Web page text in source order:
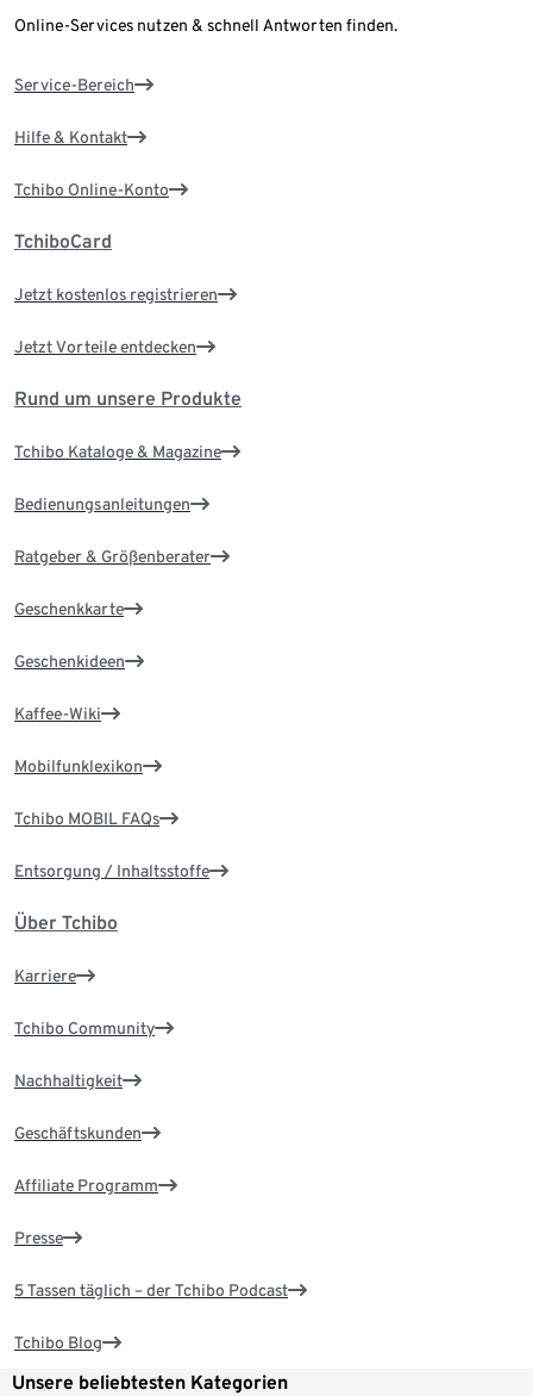
Online-Services nutzen & schnell Antworten finden.
Service-Bereich
Hilfe & Kontakt
Tchibo Online-Konto
TchiboCard
Jetzt kostenlos registrieren
Jetzt Vorteile entdecken
Rund um unsere Produkte
Tchibo Kataloge & Magazine
Bedienungsanleitungen
Ratgeber & Größenberater
Geschenkkarte
Geschenkideen
Kaffee-Wiki
Mobilfunklexikon
Tchibo MOBIL FAQs
Entsorgung / Inhaltsstoffe
Über Tchibo
Karriere
Tchibo Community
Nachhaltigkeit
Geschäftskunden
Affiliate Programm
Presse
5 Tassen täglich – der Tchibo Podcast
Tchibo Blog
Unsere beliebtesten Kategorien